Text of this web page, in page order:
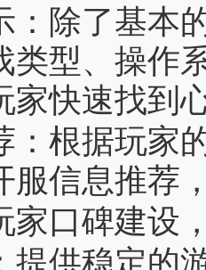
：除了基本
类型、操作
家快速找到
：根据玩家
服信息推荐
家口碑建设
提供稳定的